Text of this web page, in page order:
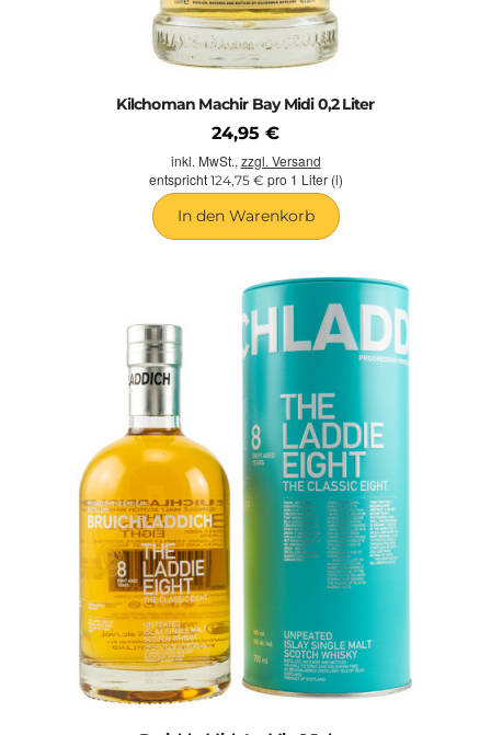
Kilchoman Machir Bay Midi 0,2 Liter
24,95 €
inkl. MwSt., zzgl. Versand
entspricht 124,75 € pro 1 Liter (l)
In den Warenkorb